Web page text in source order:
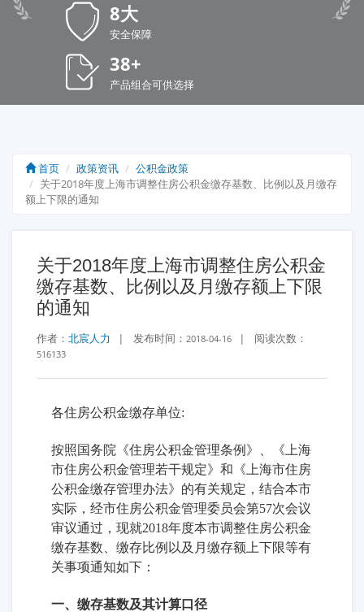
8大
安全保障
38+
产品组合可供选择
首页 政策资讯
公积金政策
关于2018年度上海市调整住房公积金缴存基数、比例以及月缴存
额上下限的通知
关于2018年度上海市调整住房公积金
缴存基数、比例以及月缴存额上下限
的通知
作者： 北宸人力 | 发布时间： 2018-04-16 | 阅读次数：
516133
各住房公积金缴存单位:
按照国务院《住房公积金管理条例》、《上海
市住房公积金管理若干规定》和《上海市住房
公积金缴存管理办法》的有关规定，结合本市
实际，经市住房公积金管理委员会第57次会议
审议通过，现就2018年度本市调整住房公积金
缴存基数、缴存比例以及月缴存额上下限等有
关事项通知如下：
一、缴存基数及其计算口径